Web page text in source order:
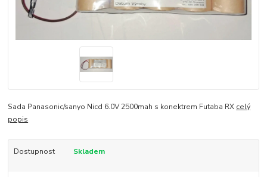
Sada Panasonic/sanyo Nicd 6.0V 2500mah s konektrem Futaba RX celý
popis
Dostupnost Skladem